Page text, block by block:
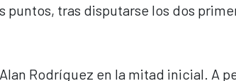
puntos, tras disputarse los dos
Rodríguez en la mitad inicial. A